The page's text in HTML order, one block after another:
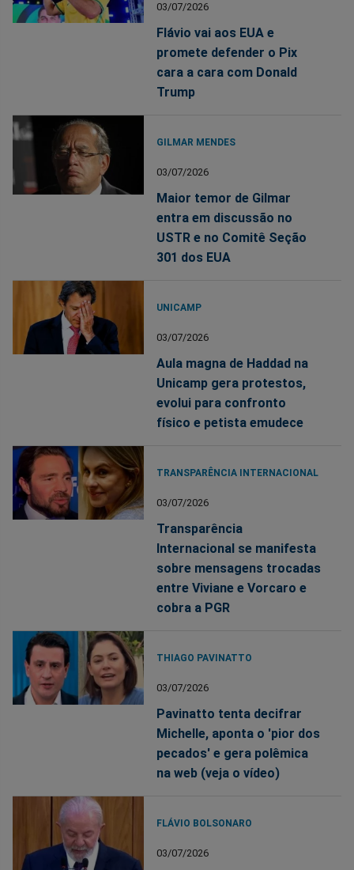
03/07/2026
Flávio vai aos EUA e
promete defender o Pix
cara a cara com Donald
Trump
GILMAR MENDES
03/07/2026
Maior temor de Gilmar
entra em discussão no
USTR e no Comitê Seção
301 dos EUA
UNICAMP
03/07/2026
Aula magna de Haddad na
Unicamp gera protestos,
evolui para confronto
físico e petista emudece
TRANSPARÊNCIA INTERNACIONAL
03/07/2026
Transparência
Internacional se manifesta
sobre mensagens trocadas
entre Viviane e Vorcaro e
cobra a PGR
THIAGO PAVINATTO
03/07/2026
Pavinatto tenta decifrar
Michelle, aponta o 'pior dos
pecados' e gera polêmica
na web (veja o vídeo)
FLÁVIO BOLSONARO
03/07/2026